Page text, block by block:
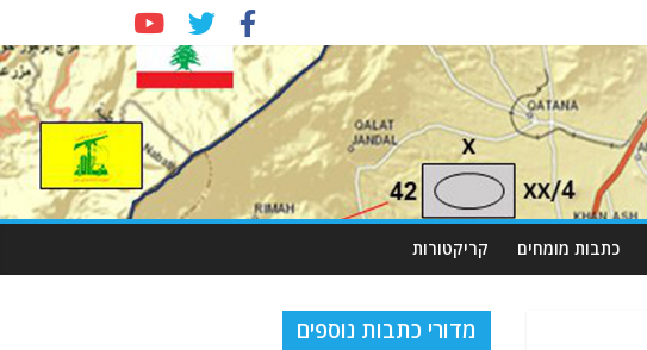
כתבות מומחים קריקטורות
מדורי כתבות נוספים